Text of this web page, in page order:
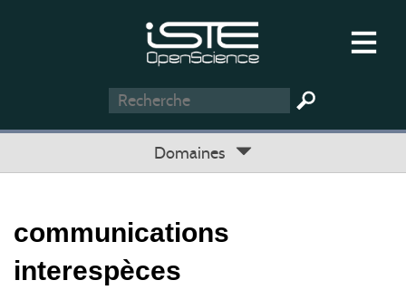
Domaines
communications
interespèces